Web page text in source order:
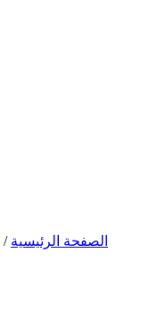
الصفحة الرئيسية /